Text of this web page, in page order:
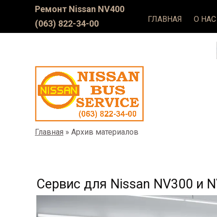
Ремонт Nissan NV400
(063) 822-34-00
ГЛАВНАЯ О НАС
Главная » Архив материалов
Сервис для Nissan NV300 и